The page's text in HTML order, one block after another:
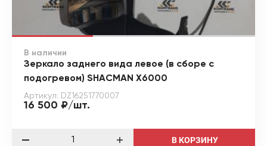
В наличии
Зеркало заднего вида левое (в сборе с
подогревом) SHACMAN X6000
Артикул: DZ16251770007
16 500 ₽/шт.
В КОРЗИНУ